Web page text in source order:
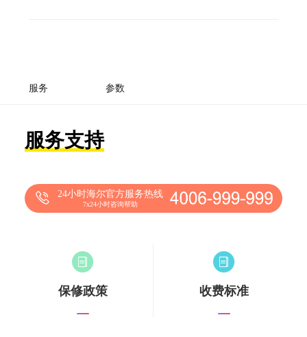
服务 参数
服务支持
24小时海尔官方服务热线
7x24小时咨询帮助
保修政策 收费标准